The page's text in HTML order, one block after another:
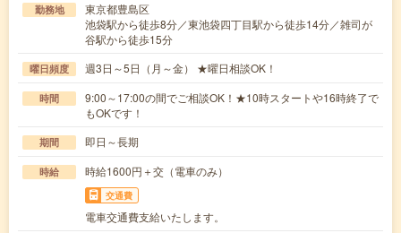
勤務地
東京都豊島区
池袋駅から徒歩8分／東池袋四丁目駅から徒歩14分／雑司が
谷駅から徒歩15分
曜日頻度 週3日～5日（月～金） ★曜日相談OK！
時間
9:00～17:00の間でご相談OK！★10時スタートや16時終了で
もOKです！
期間 即日～長期
時給 時給1600円＋交（電車のみ）
交通費
電車交通費支給いたします。